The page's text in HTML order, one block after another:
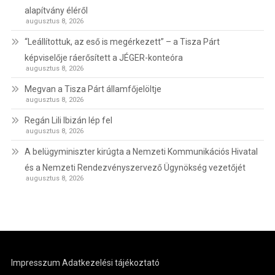
alapítvány éléről
augusztus 8, 2026
“Leállítottuk, az eső is megérkezett” – a Tisza Párt
képviselője ráerősített a JÉGER-konteóra
augusztus 8, 2026
Megvan a Tisza Párt államfőjelöltje
augusztus 8, 2026
Regán Lili Ibizán lép fel
augusztus 8, 2026
A belügyminiszter kirúgta a Nemzeti Kommunikációs Hivatal
és a Nemzeti Rendezvényszervező Ügynökség vezetőjét
augusztus 8, 2026
Impresszum Adatkezelési tájékoztató